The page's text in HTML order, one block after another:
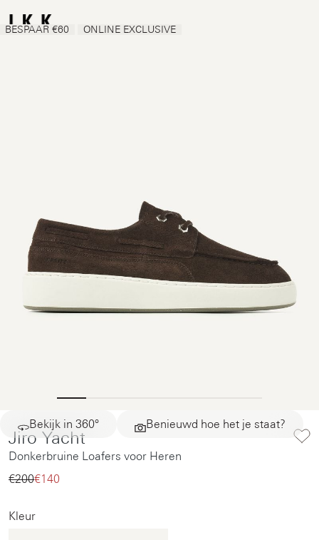
Bekijk in 360° Benieuwd hoe het je staat?
BESPAAR €60 ONLINE EXCLUSIVE
Jiro Yacht
Donkerbruine Loafers voor Heren
€200‌€140‌
Kleur